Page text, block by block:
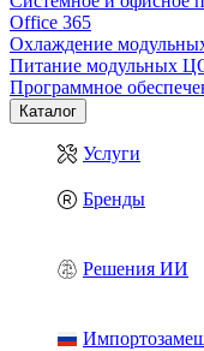
Office 365
Охлаждение
Питание модульных
Программное
Каталог
Услуги
Бренды
Решения ИИ